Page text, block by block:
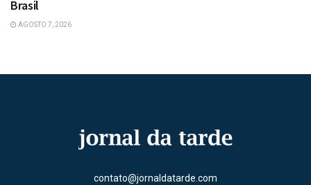
Brasil
AGOSTO 7, 2026
contato@jornaldatarde.com